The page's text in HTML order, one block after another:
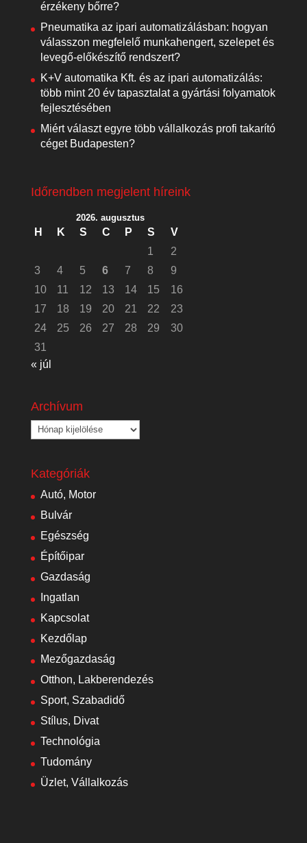
érzékeny bőrre?
Pneumatika az ipari automatizálásban: hogyan
válasszon megfelelő munkahengert, szelepet és
levegő-előkészítő rendszert?
K+V automatika Kft. és az ipari automatizálás:
több mint 20 év tapasztalat a gyártási folyamatok
fejlesztésében
Miért választ egyre több vállalkozás profi takarító
céget Budapesten?
Időrendben megjelent híreink
2026. augusztus
H K S C P S
V
1
2
3
4 5 6 7 8
9
10
11 12 13 14 15
16
17
18 19 20 21 22
23
24
25 26 27 28 29
30
31
« júl
Archívum
Archívum
Kategóriák
Autó, Motor
Bulvár
Egészség
Építőipar
Gazdaság
Ingatlan
Kapcsolat
Kezdőlap
Mezőgazdaság
Otthon, Lakberendezés
Sport, Szabadidő
Stílus, Divat
Technológia
Tudomány
Üzlet, Vállalkozás